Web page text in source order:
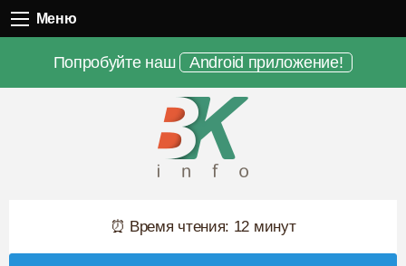
Меню
Попробуйте наш Android приложение!
⏰ Время чтения: 12 минут